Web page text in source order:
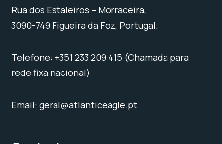
Rua dos Estaleiros – Morraceira,
3090-749 Figueira da Foz, Portugal.
Telefone: +351 233 209 415 (Chamada para
rede fixa nacional)
Email: geral@atlanticeagle.pt